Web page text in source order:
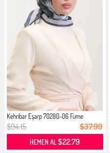
Kehribar Eşarp 70280-06 Füme
$94.15 $37.99
HEMEN AL$22.79